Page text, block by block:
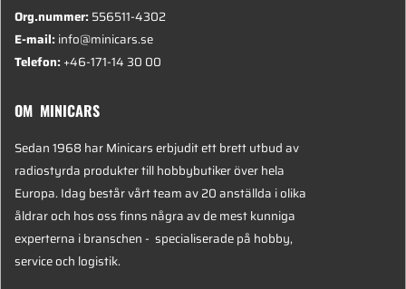
Org.nummer:556511-4302
E-mail:info@minicars.se
Telefon:+46-171-14 30 00
OM MINICARS
Sedan 1968 har Minicars erbjudit ett brett utbud av
radiostyrda produkter till hobbybutiker över hela
Europa. Idag består vårt team av 20 anställda i olika
åldrar och hos oss finns några av de mest kunniga
experterna i branschen - specialiserade på hobby,
service och logistik.